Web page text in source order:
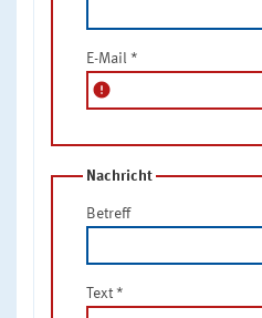
E-Mail *
error
Nachricht
Betreff
Text *